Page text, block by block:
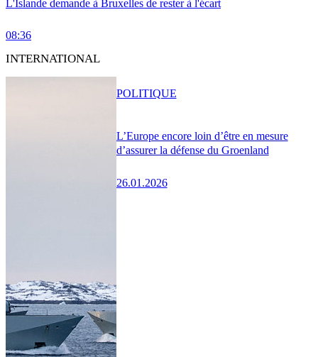
L'Islande demande à Bruxelles de rester à l'écart
08:36
INTERNATIONAL
L’Europe encore loin d’être en mesure
d’assurer la défense du Groenland
26.01.2026
POLITIQUE